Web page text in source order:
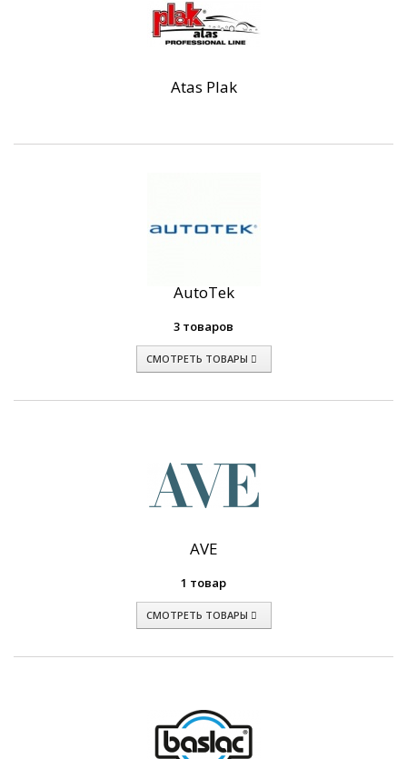
Atas Plak
AutoTek
3 товаров
СМОТРЕТЬ ТОВАРЫ
AVE
1 товар
СМОТРЕТЬ ТОВАРЫ